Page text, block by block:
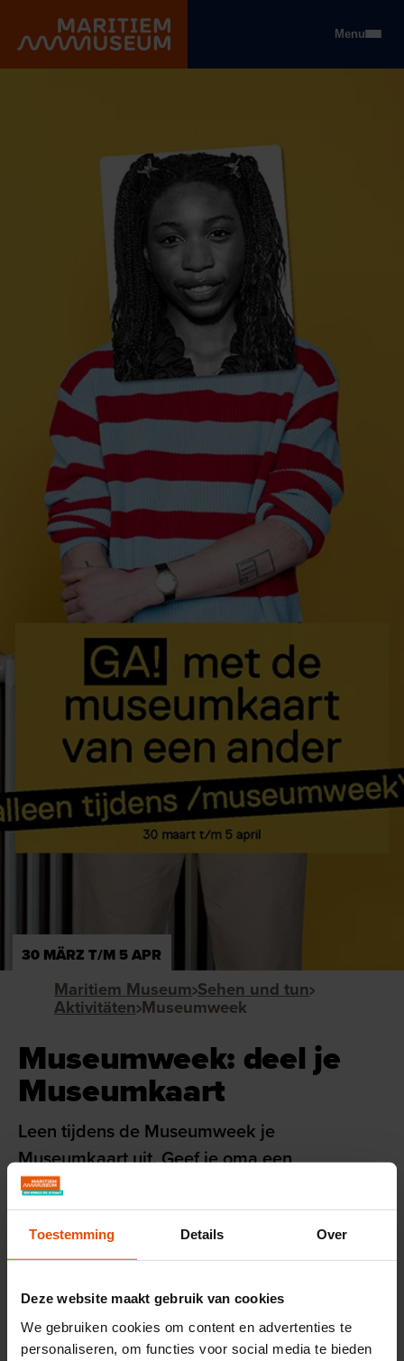
Toestemming Details Over
Deze website maakt gebruik van cookies
We gebruiken cookies om content en advertenties te
personaliseren, om functies voor social media te bieden
Gehe zum Hauptinhalt Menu
30 MÄRZ T/M 5 APR
Maritiem Museum Sehen und tun
Aktivitäten Museumweek
Museumweek: deel je
Museumkaart
Leen tijdens de Museumweek je
Museumkaart uit. Geef je oma een
museumbezoek, laat je bakker of slager
cultuur proeven en check eens bij je buurman
of hij een tentoonstelling kan waarderen. Zo
kunnen we samen zo veel mogelijk mensen
kennis laten maken met het bijzondere
aanbod in musea. Leuk, want het museum is
van en voor ons allemaal!